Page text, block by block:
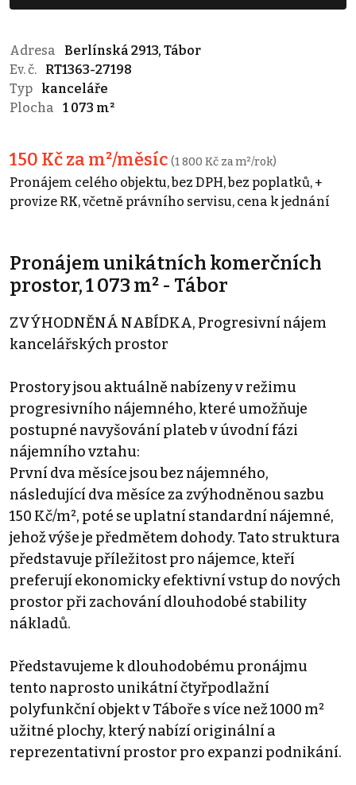
Adresa
Berlínská 2913, Tábor
Ev. č.
RT1363-27198
Typ
kanceláře
Plocha
1 073 m²
150 Kč za m²/měsíc (1 800 Kč za m²/rok)
Pronájem celého objektu, bez DPH, bez poplatků, +
provize RK, včetně právního servisu, cena k jednání
Pronájem unikátních komerčních
prostor, 1 073 m² - Tábor
ZVÝHODNĚNÁ NABÍDKA, Progresivní nájem
kancelářských prostor
Prostory jsou aktuálně nabízeny v režimu
progresivního nájemného, které umožňuje
postupné navyšování plateb v úvodní fázi
nájemního vztahu:
První dva měsíce jsou bez nájemného,
následující dva měsíce za zvýhodněnou sazbu
150 Kč/m², poté se uplatní standardní nájemné,
jehož výše je předmětem dohody. Tato struktura
představuje příležitost pro nájemce, kteří
preferují ekonomicky efektivní vstup do nových
prostor při zachování dlouhodobé stability
nákladů.
Představujeme k dlouhodobému pronájmu
tento naprosto unikátní čtyřpodlažní
polyfunkční objekt v Táboře s více než 1000 m²
užitné plochy, který nabízí originální a
reprezentativní prostor pro expanzi podnikání.